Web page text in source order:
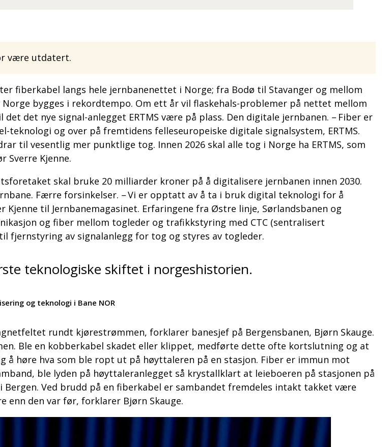
være utdatert.
fiberkabel langs hele jernbanenettet i Norge; fra Bodø til Stavanger og mellom
bygges i rekordtempo. Om ett år vil flaskehals-problemer på nettet mellom
det nye signal-anlegget ERTMS være på plass. Den digitale jernbanen. – Fiber er
og over på fremtidens felleseuropeiske digitale signalsystem, ERTMS.
til vesentlig mer punktlige tog. Innen 2026 skal alle tog i Norge ha ERTMS, som
Sverre Kjenne.
skal bruke 20 milliarder kroner på å digitalisere jernbanen innen 2030.
Færre forsinkelser. – Vi er opptatt av å ta i bruk digital teknologi for å
til Jernbanemagasinet. Erfaringene fra Østre linje, Sørlandsbanen og
og fiber mellom togleder og trafikkstyring med CTC (sentralisert
av signalanlegg for tog og styres av togleder.
teknologiske skiftet i norgeshistorien.
og teknologi i Bane NOR
rundt kjørestrømmen, forklarer banesjef på Bergensbanen, Bjørn Skauge.
Ble en kobberkabel skadet eller klippet, medførte dette ofte kortslutning og at
å høre hva som ble ropt ut på høyttaleren på en stasjon. Fiber er immun mot
ble lyden på høyttaleranlegget så krystallklart at leieboeren på stasjonen på
Ved brudd på en fiberkabel er sambandet fremdeles intakt takket være
enn den var før, forklarer Bjørn Skauge.